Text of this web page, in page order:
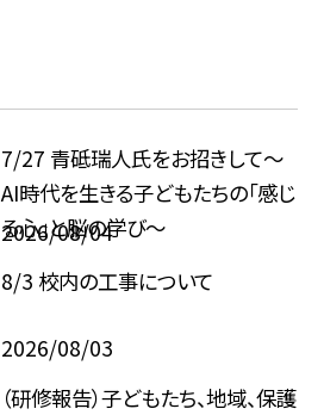
7/27 青砥瑞人氏をお招きして〜
AI時代を生きる子どもたちの「感じ
る心」と脳の学び〜
2026/08/04
8/3 校内の工事について
2026/08/03
（研修報告）子どもたち、地域、保護